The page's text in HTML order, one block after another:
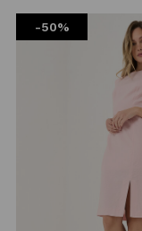
-50%